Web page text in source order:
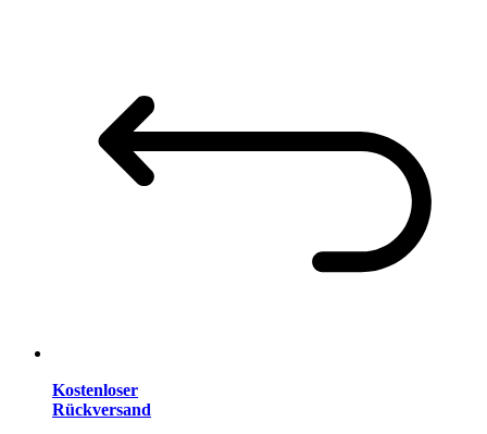
Kostenloser
Rückversand